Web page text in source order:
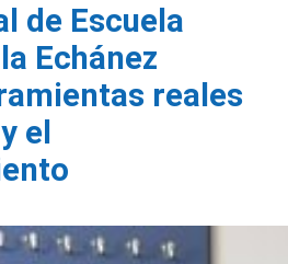
de Escuela
Echánez
reales
el